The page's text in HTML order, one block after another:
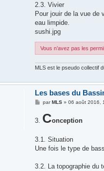
2.3. Vivier
Pour jouir de la vue de
eau limpide.
sushi.jpg
Vous n’avez pas les
MLS est le pseudo collectif
Les bases du
M
s
e
parMLS »06 août 2016,
3. Conception
3.1. Situation
Une fois le type de
3.2. La topographie du